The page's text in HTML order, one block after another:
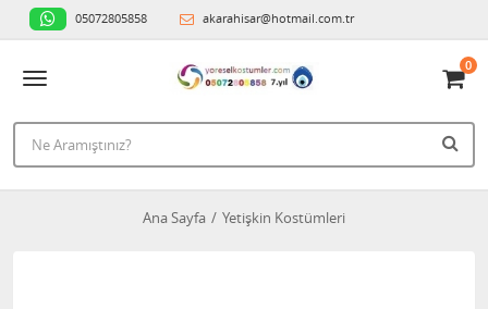
05072805858 akarahisar@hotmail.com.tr
0
Ana Sayfa Yetişkin Kostümleri